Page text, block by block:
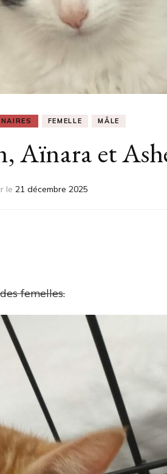
FEMELLE MÂLE
Aïnara et
le 21 décembre 2025
femelles.